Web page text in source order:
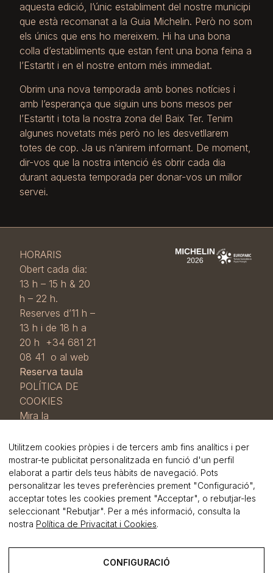
aquesta edició, l’únic establiment del nostre municipi
que està recomanat a la Guia Michelin. Però no som
els únics que ens ho mereixem. Hi ha una bona
colla d’establiments que estan fent una bona feina a
l’Estartit i en el nostre entorn més immediat.
Obrim una nova temporada amb bones notícies i
amb l’esperança que siguin uns bons mesos per
l’Estartit i tota la nostra zona del Baix Ter. Tenim
algunes novetats més però no les desvetllarem
totes de cop. Ja us n’anirem informant. De moment,
dir-vos que la nostra intenció és obrir cada dia
durant aquesta temporada per donar-vos un millor
servei.
HORARIS
Obert cada dia:
13 h – 15 h & 20
h – 22 h.
Reserves d’11 h –
13 h i de 18 h a
20 h +34 681 21
08 41 o al web
Reserva taula
POLÍTICA DE
COOKIES
Mira la
de cookies i
RGPDi la
Política de
privadesa .
foster.cat
Utilitzem cookies pròpies i de tercers amb fins analítics i per
mostrar-te publicitat personalitzada en funció d'un perfil
elaborat a partir dels teus hàbits de navegació. Pots
personalitzar les teves preferències prement "Configuració",
acceptar totes les cookies prement "Acceptar", o rebutjar-les
seleccionant "Rebutjar". Per a més informació, consulta la
nostra Política de Privacitat i Cookies.
CONFIGURACIÓ